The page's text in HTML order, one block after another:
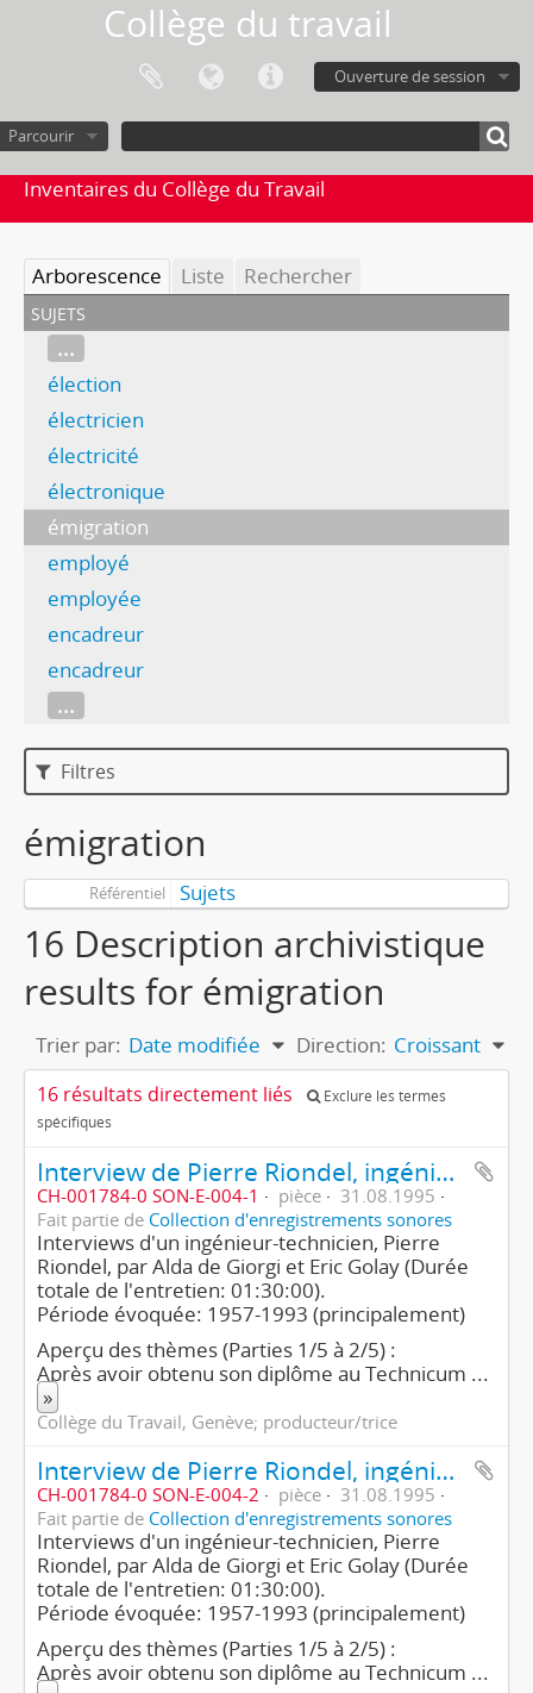
Collège du travail
Ouverture de session
Parcourir
Inventaires du Collège du Travail
Arborescence Liste Rechercher
sujets
...
élection
électricien
électricité
électronique
émigration
employé
employée
encadreur
encadreur
...
Filtres
émigration
Référentiel Sujets
16 Description archivistique
results for émigration
Trier par: Date modifiée Direction: Croissant
16 résultats directement liés
Exclure les termes
spécifiques
Interview de Pierre Riondel, ingénieur technicien (1ère partie/2)
CH-001784-0 SON-E-004-1 pièce
31.08.1995
Fait partie de Collection d'enregistrements sonores
Interviews d'un ingénieur-technicien, Pierre
Riondel, par Alda de Giorgi et Eric Golay (Durée
totale de l'entretien: 01:30:00).
Période évoquée: 1957-1993 (principalement)
Aperçu des thèmes (Parties 1/5 à 2/5) :
Après avoir obtenu son diplôme au Technicum ...
»
Collège du Travail, Genève; producteur/trice
Interview de Pierre Riondel, ingénieur technicien (2ème partie/2)
CH-001784-0 SON-E-004-2 pièce
31.08.1995
Fait partie de Collection d'enregistrements sonores
Interviews d'un ingénieur-technicien, Pierre
Riondel, par Alda de Giorgi et Eric Golay (Durée
totale de l'entretien: 01:30:00).
Période évoquée: 1957-1993 (principalement)
Aperçu des thèmes (Parties 1/5 à 2/5) :
Après avoir obtenu son diplôme au Technicum ...